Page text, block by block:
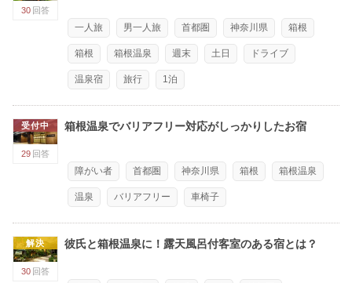
30 回答
一人旅 男一人旅 首都圏 神奈川県 箱根
箱根 箱根温泉 週末 土日 ドライブ
温泉宿 旅行 1泊
受付中
29 回答
箱根温泉でバリアフリー対応がしっかりしたお宿
障がい者 首都圏 神奈川県 箱根 箱根温泉
温泉 バリアフリー 車椅子
解決
30 回答
彼氏と箱根温泉に！露天風呂付客室のある宿とは？